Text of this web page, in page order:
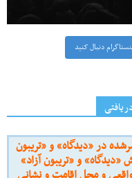
دنبال کنید
در «دیدگاه» و «تریبون
و «تریبون آزاد»